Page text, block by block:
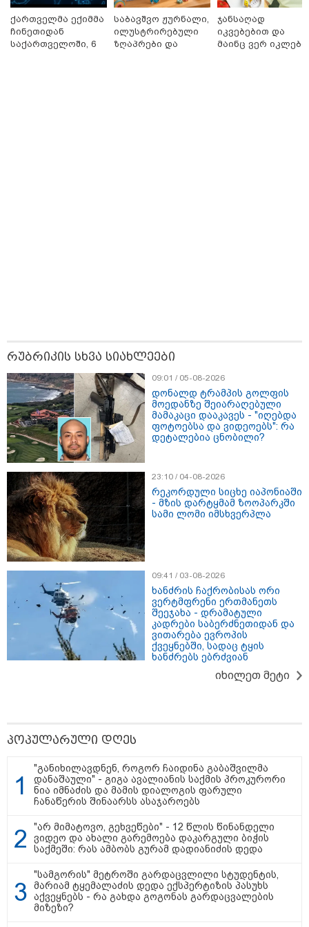
თბილისი - ანტალია 969.80
ლარიდან
მნიშვნელოვანი ინფორმაცია
Hisense წარმოგიდგენთ გზავნილს "ინოვაციები
უკეთესი ცხოვრებისათვის" FIFA-ს 2026 წლის
მსოფლიო ჩემპიონატზე™
15:49 / 06-08-2026
შეიძინე ალდაგის სამოგზაურო დაზღვევა და
მიიღე გაორმაგებული ინტერნეტი
საზოგადოება
ქართველმა ექიმმა
ჩინეთიდან
საქართველოში, 6
საბავშვო ჟურნალი,
ილუსტრირებული
ზღაპრები და
ჯანსაღად
იკვებებით და
მაინც ვერ იკლებთ
რუბრიკის სხვა სიახლეები
09:01 / 05-08-2026
დონალდ ტრამპის გოლფის
მოედანზე შეიარაღებული
მამაკაცი დააკავეს - "იღებდა
ფოტოებსა და ვიდეოებს": რა
დეტალებია ცნობილი?
23:10 / 04-08-2026
რეკორდული სიცხე იაპონიაში
- მზის დარტყმამ ზოოპარკში
სამი ლომი იმსხვერპლა
09:41 / 03-08-2026
ხანძრის ჩაქრობისას ორი
ვერტმფრენი ერთმანეთს
შეეჯახა - დრამატული
კადრები საბერძნეთიდან და
ვითარება ევროპის
ქვეყნებში, სადაც ტყის
ხანძრებს ებრძვიან
იხილეთ მეტი
პოპულარული დღეს
"განიხილავდნენ, როგორ ჩაიდინა გაბაშვილმა
დანაშაული" - გიგა ავალიანის საქმის პროკურორი
ნია იმნაძის და მამის დიალოგის ფარული
ჩანაწერის შინაარსს ასაჯაროებს
"არ მიმატოვო, გეხვეწები" - 12 წლის წინანდელი
ვიდეო და ახალი გარემოება დაკარგული ბიჭის
საქმეში: რას ამბობს გურამ დადიანიძის დედა
"სამგორის" მეტროში გარდაცვლილი სტუდენტის,
მარიამ ტყემალაძის დედა ექსპერტიზის პასუხს
აქვეყნებს - რა გახდა გოგონას გარდაცვალების
მიზეზი?